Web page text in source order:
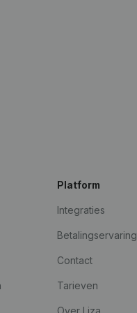
Platform
Integraties
Betalingservaring
Contact
Tarieven
Over Liza